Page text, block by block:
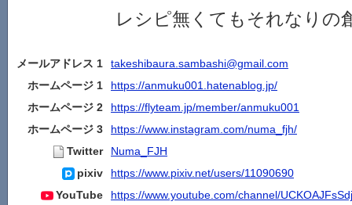
レシピ無くてもそれなりの
メールアドレス 1
takeshibaura.sambashi@gmail.com
ホームページ 1
https://anmuku001.hatenablog.jp/
ホームページ 2
https://flyteam.jp/member/anmuku001
ホームページ 3
https://www.instagram.com/numa_fjh/
Twitter
Numa_FJH
pixiv
https://www.pixiv.net/users/11090690
YouTube
https://www.youtube.com/channel/